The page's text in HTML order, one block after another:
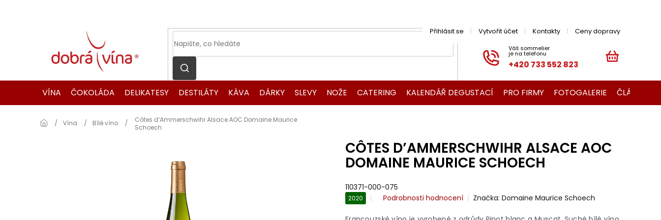
+420 733 552 823
Přihlásit se Vytvořit účet Kontakty Ceny dopravy
KOŠÍK
VÍNA
ČOKOLÁDA DELIKATESY DESTILÁTY KÁVA DÁRKY SLEVY NOŽE CATERING KALENDÁŘ DEGUSTACÍ PRO FIRMY FOTOGALERIE ČLÁNKY O
Domů
Vína Bílé víno
Côtes d’Ammerschwihr Alsace AOC Domaine Maurice
Schoech
CÔTES D’AMMERSCHWIHR ALSACE AOC
DOMAINE MAURICE SCHOECH
110371-000-075
2020
Průměrné
produktu
Podrobnosti hodnocení Značka: Domaine Maurice Schoech